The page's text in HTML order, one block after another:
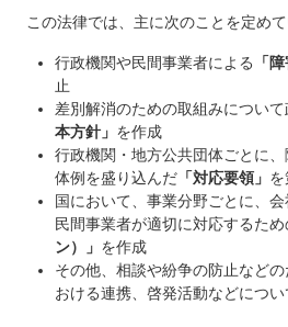
この法律では、主に次のことを定めて
行政機関や民間事業者による 「
止
差別解消のための取組みについ
本方針」 を作成
行政機関・地方公共団体ごとに
体例を盛り込んだ 「対応要領」 を
国において、事業分野ごとに、
民間事業者が適切に対応するため
ン）」 を作成
その他、相談や紛争の防止など
おける連携、啓発活動などについ